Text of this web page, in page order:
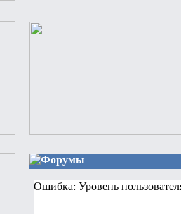
Форумы
Ошибка: Уровень